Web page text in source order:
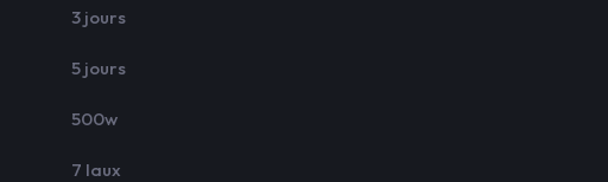
3 jours
5 jours
500w
7 laux